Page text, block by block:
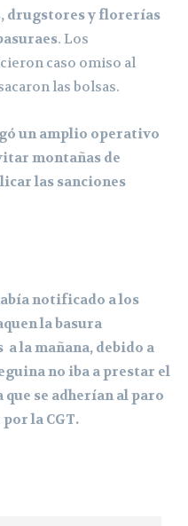
drugstores y florerías
. Los
caso omiso al
las bolsas.
un amplio operativo
montañas de
las sanciones
notificado a los
la basura
a la mañana, debido a
no iba a prestar el
se adherían al paro
la CGT.